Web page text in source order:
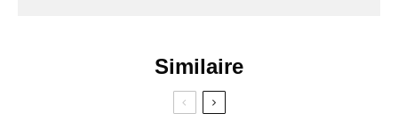
Similaire